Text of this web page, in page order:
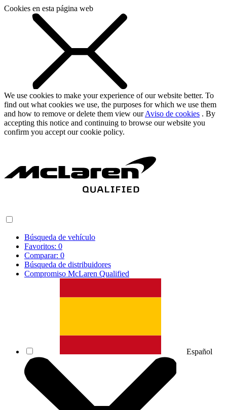
Cookies en esta página web
We use cookies to make your experience of our website better. To
find out what cookies we use, the purposes for which we use them
and how to remove or delete them view ourAviso de cookies . By
accepting this notice and continuing to browse our website you
confirm you accept our cookie policy.
Búsqueda de vehículo
Favoritos: 0
Comparar: 0
Búsqueda de distribuidores
Compromiso McLaren Qualified
Español